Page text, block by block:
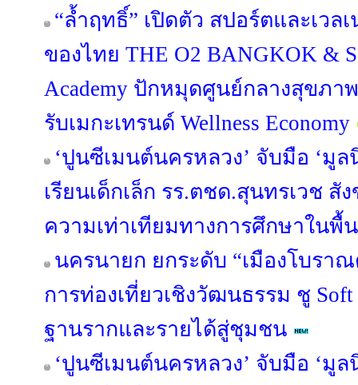
“ล้ำฤทธิ์” เปิดตัว สปอร์ตและเวล
ของไทย THE O2 BANGKOK &
Academy ปักหมุดศูนย์กลางสุขภา
รับเมกะเทรนด์ Wellness Economy
‘ปูนซีเมนต์นครหลวง’ จับมือ ‘มู
เรียนเด็กเล็ก รร.ตชด.สุนทรเวช สั
ความเท่าเทียมทางการศึกษาในพื้
นครนายก ยกระดับ “เมืองโบรา
การท่องเที่ยวเชิงวัฒนธรรม ชู Soft
ฐานรากและรายได้สู่ชุมชน
‘ปูนซีเมนต์นครหลวง’ จับมือ ‘มู